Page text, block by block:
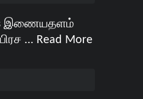
இணையதளம்
... Read More